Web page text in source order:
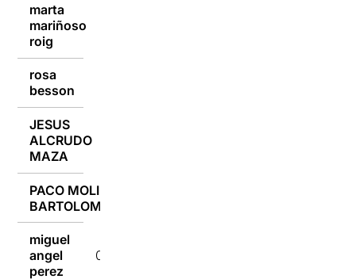
marta
mariñoso
roig
rosa
besson
JESUS
ALCRUDO
MAZA
PACO MOLINA
BARTOLOME
miguel
angel
perez
07/07/2018